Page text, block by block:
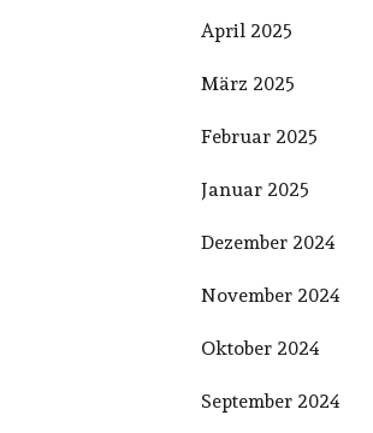
April 2025
März 2025
Februar 2025
Januar 2025
Dezember 2024
November 2024
Oktober 2024
September 2024